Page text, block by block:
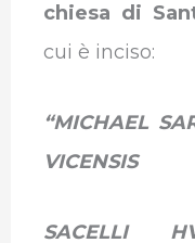
chiesa di
cui è inciso:
“MICHAEL
VICENSIS
SACELLI